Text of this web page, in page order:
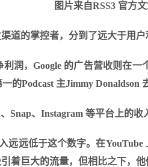
图片来自RSS3 官方
道的掌控者，分到了远大于用户
润，Google 的广告营收则在
的Podcast 主Jimmy Donaldson
Snap、Instagram 等平台上的收
远远低于这个数字。在
着巨大的流量，但相比之下，他